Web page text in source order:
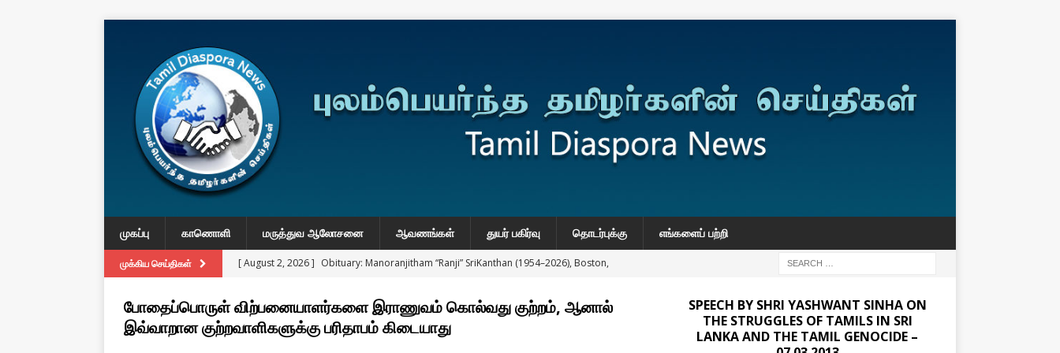
முகப்பு காணொளி மருத்துவ ஆலோசனை ஆவணங்கள் துயர் பகிர்வு தொடர்புக்கு எங்களைப் பற்றி
முக்கிய செய்திகள் [ August 2, 2026 ] Obituary: Manoranjitham “Ranji” SriKanthan (1954–2026), Boston,
[ August 2, 2026 ] Common Daily Habits That May Increase Colon Cancer Risk
போதைப்பொருள் விற்பனையாளர்களை இராணுவம் கொல்வது குற்றம், ஆனால்
இவ்வாறான குற்றவாளிகளுக்கு பரிதாபம் கிடையாது
SPEECH BY SHRI YASHWANT SINHA ON
THE STRUGGLES OF TAMILS IN SRI
LANKA AND THE TAMIL GENOCIDE –